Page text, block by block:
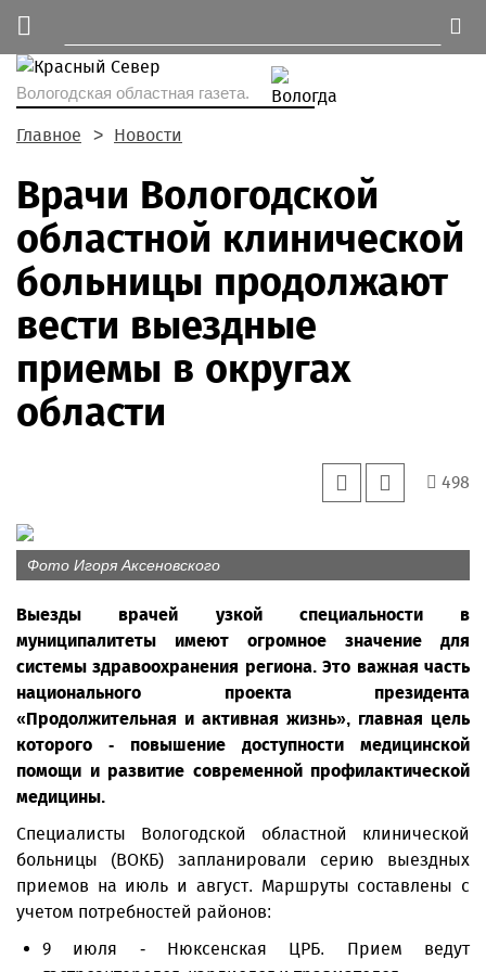
Вологодская областная газета.
Главное Новости
Врачи Вологодской
областной клинической
больницы продолжают
вести выездные
приемы в округах
области
498
Фото Игоря Аксеновского
Выезды врачей узкой специальности в
муниципалитеты имеют огромное значение для
системы здравоохранения региона. Это важная часть
национального проекта президента
«Продолжительная и активная жизнь», главная цель
которого - повышение доступности медицинской
помощи и развитие современной профилактической
медицины.
Специалисты Вологодской областной клинической
больницы (ВОКБ) запланировали серию выездных
приемов на июль и август. Маршруты составлены с
учетом потребностей районов:
9 июля - Нюксенская ЦРБ. Прием ведут